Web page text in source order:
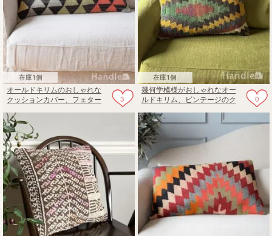
在庫1個
3
オールドキリムのおしゃれな
クッションカバー、フェター
在庫1個
0
幾何学模様がおしゃれなオー
ルドキリム、ビンテージのク